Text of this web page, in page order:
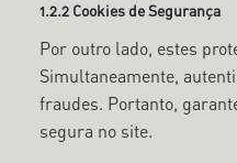
1.2.2 Cookies de Segurança
Por outro lado, estes
Simultaneamente,
fraudes. Portanto,
segura no site.